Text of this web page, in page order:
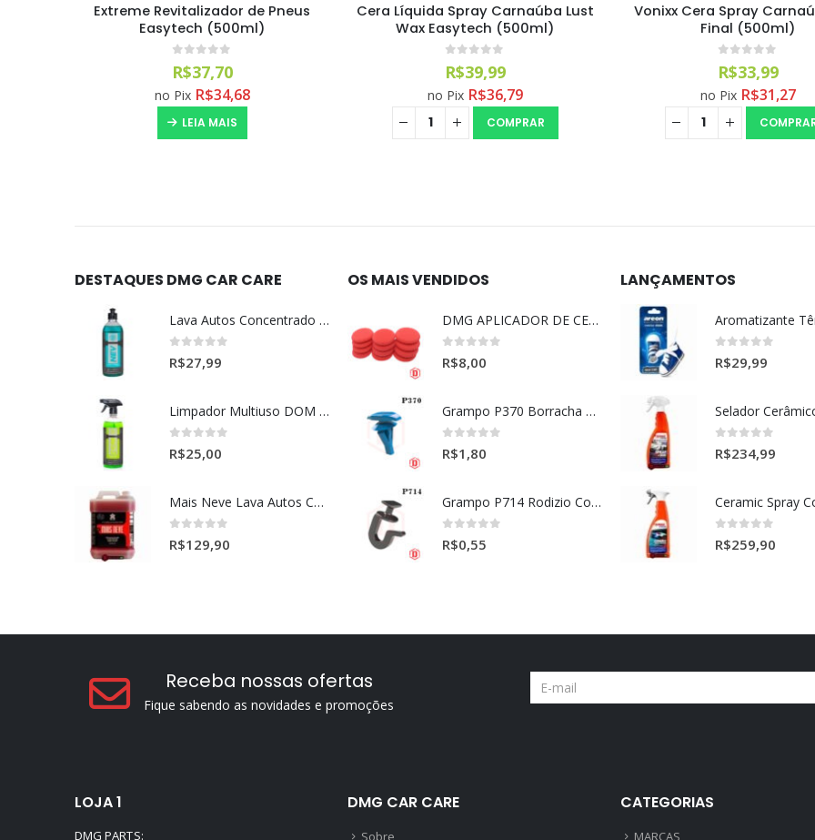
Extreme Revitalizador de Pneus
Easytech (500ml)
R$37,70
no Pix R$34,68
LEIA MAIS
Cera Líquida Spray Carnaúba Lust
Wax Easytech (500ml)
R$39,99
no Pix R$36,79
COMPRAR
Vonixx Cera Spray
Final (500ml)
R$33,99
no Pix R$31,27
DESTAQUES DMG CAR CARE
Lava Autos Concentrado NEV (nevada) 1:400 (500ml)
out of 5
R$27,99
Limpador Multiuso DOM (Dominos) Dmg Pronto P/Uso (500ml)
out of 5
R$25,00
Mais Neve Lava Autos Concentrado 1:400 X-SHINE 5Litros
out of 5
R$129,90
OS MAIS VENDIDOS
DMG APLICADOR DE CERA ULTRA MACIO VERMELHO l
out of 5
R$8,00
Grampo P370 Borracha Porta (HONDA-TOYOTA)
out of 5
R$1,80
Grampo P714 Rodizio Cortina (VOLVO)
out of 5
R$0,55
LANÇAMENTOS
out of 5
R$29,99
out of 5
R$234,99
out of 5
R$259,90
Receba nossas ofertas
Fique sabendo as novidades e promoções
LOJA 1
DMG PARTS:
DMG CAR CARE
Sobre
CATEGORIAS
MARCAS